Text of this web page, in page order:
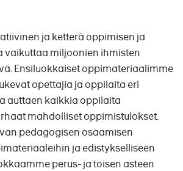
ja ketterä oppimisen ja
vaikuttaa miljoonien ihmisten
Ensiluokkaiset oppimateriaalimme
opettajia ja oppilaita eri
auttaen kaikkia oppilaita
mahdolliset oppimistulokset.
pedagogisen osaamisen
ja edistykselliseen
perus- ja toisen asteen